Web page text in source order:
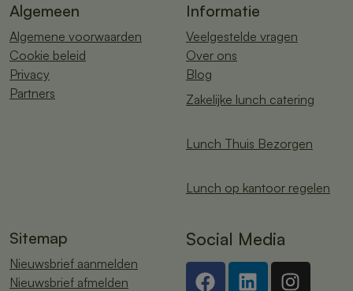
Algemeen
Algemene voorwaarden
Cookie beleid
Privacy
Partners
Informatie
Veelgestelde vragen
Over ons
Blog
Zakelijke lunch catering
Lunch Thuis Bezorgen
Lunch op kantoor regelen
Sitemap
Nieuwsbrief aanmelden
Nieuwsbrief afmelden
Social Media